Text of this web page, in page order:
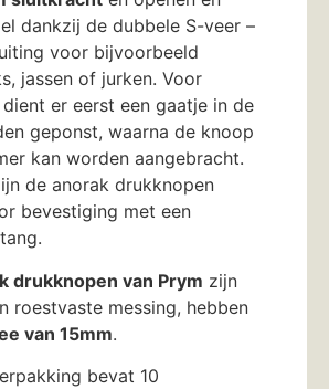
dankzij de dubbele S-veer –
voor bijvoorbeeld
jassen of jurken. Voor
er eerst een gaatje in de
geponst, waarna de knoop
kan worden aangebracht.
de anorak drukknopen
bevestiging met een
drukknopen van Prym zijn
roestvaste messing, hebben
van 15mm.
bevat 10